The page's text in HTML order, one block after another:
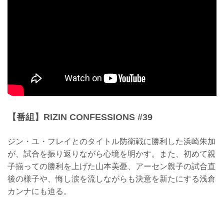
【番組】RIZIN CONFESSIONS #39
ジン・ユ・フレイとのタイトル防衛戦に勝利した浜崎朱加
が、試合を振り返りながら心境を明かす。また、初めて親
子揃っての勝利を上げた山本美憂、アーセン親子の試合直
後の様子や、悔し涙を流しながらも決意を新たにする浅倉
カンナにも迫る。